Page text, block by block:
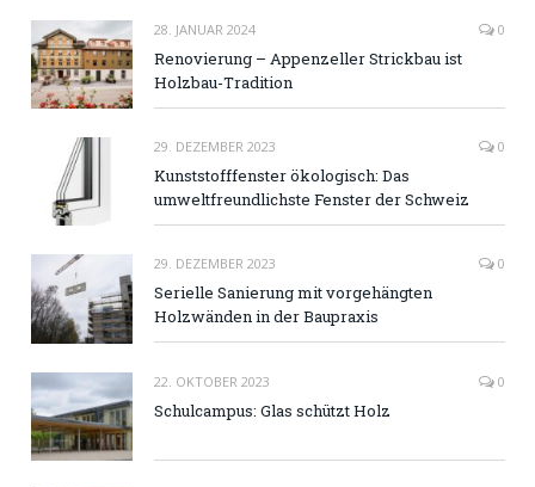
28. JANUAR 2024 0
Renovierung – Appenzeller Strickbau ist
Holzbau-Tradition
29. DEZEMBER 2023 0
Kunststofffenster ökologisch: Das
umweltfreundlichste Fenster der Schweiz
29. DEZEMBER 2023 0
Serielle Sanierung mit vorgehängten
Holzwänden in der Baupraxis
22. OKTOBER 2023 0
Schulcampus: Glas schützt Holz